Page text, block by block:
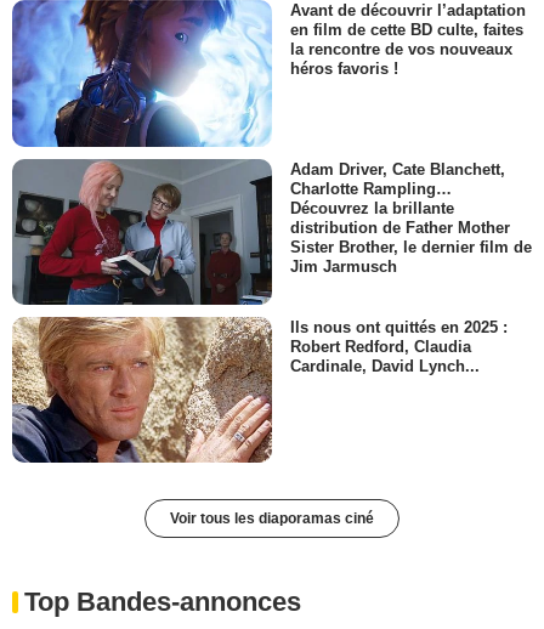
Avant de découvrir l’adaptation
en film de cette BD culte, faites
la rencontre de vos nouveaux
héros favoris !
Adam Driver, Cate Blanchett,
Charlotte Rampling…
Découvrez la brillante
distribution de Father Mother
Sister Brother, le dernier film de
Jim Jarmusch
Ils nous ont quittés en 2025 :
Robert Redford, Claudia
Cardinale, David Lynch...
Voir tous les diaporamas ciné
Top Bandes-annonces